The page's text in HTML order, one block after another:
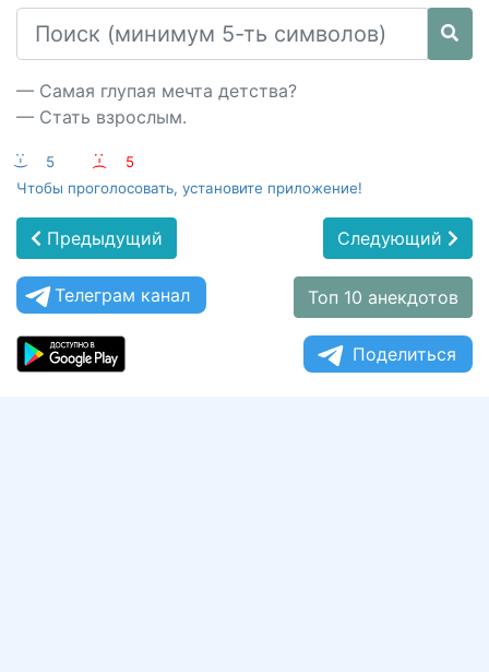
— Самая глупая мечта детства?
— Стать взрослым.
:-) 5 :-(
5
Чтобы проголосовать, установите приложение!
Предыдущий Следующий
Телеграм канал Топ 10 анекдотов
Поделиться